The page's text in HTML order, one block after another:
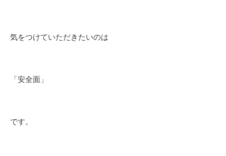
気をつけていただきたいのは
「安全面」
です。